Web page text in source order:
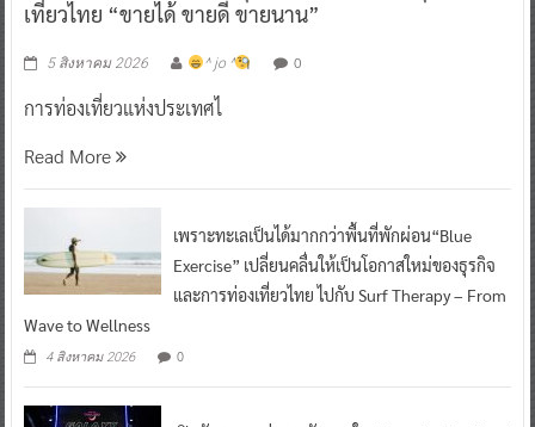
เที่ยวไทย “ขายได้ ขายดี ขายนาน”
5 สิงหาคม 2026 ^ jo ^ 0
การท่องเที่ยวแห่งประเทศไ
Read More
เพราะทะเลเป็นได้มากกว่าพื้นที่พักผ่อน“Blue
Exercise” เปลี่ยนคลื่นให้เป็นโอกาสใหม่ของธุรกิจ
และการท่องเที่ยวไทย ไปกับ Surf Therapy – From
Wave to Wellness
4 สิงหาคม 2026 0